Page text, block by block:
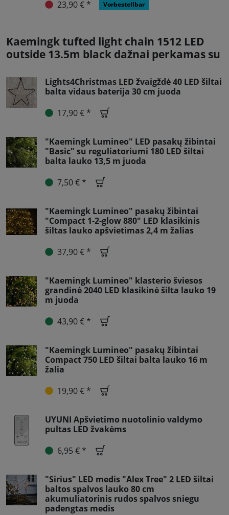
23,90 € * Vorbestellbar
Kaemingk tufted light chain 1512 LED
outside 13.5m black dažnai perkamas su
Lights4Christmas LED žvaigždė 40 LED šiltai
balta vidaus baterija 30 cm juoda
17,90 € *
"Kaemingk Lumineo" LED pasakų žibintai
"Basic" su reguliatoriumi 180 LED šiltai
balta lauko 13,5 m juoda
7,50 € *
"Kaemingk Lumineo" pasakų žibintai
"Compact 1-2-glow 880" LED klasikinis
šiltas lauko apšvietimas 2,4 m žalias
37,90 € *
"Kaemingk Lumineo" klasterio šviesos
grandinė 2040 LED klasikinė šilta lauko 19
m juoda
43,90 € *
"Kaemingk Lumineo" pasakų žibintai
Compact 750 LED šiltai balta lauko 16 m
žalia
19,90 € *
UYUNI Apšvietimo nuotolinio valdymo
pultas LED žvakėms
6,95 € *
"Sirius" LED medis "Alex Tree" 2 LED šiltai
baltos spalvos lauko 80 cm
akumuliatorinis rudos spalvos sniegu
padengtas medis